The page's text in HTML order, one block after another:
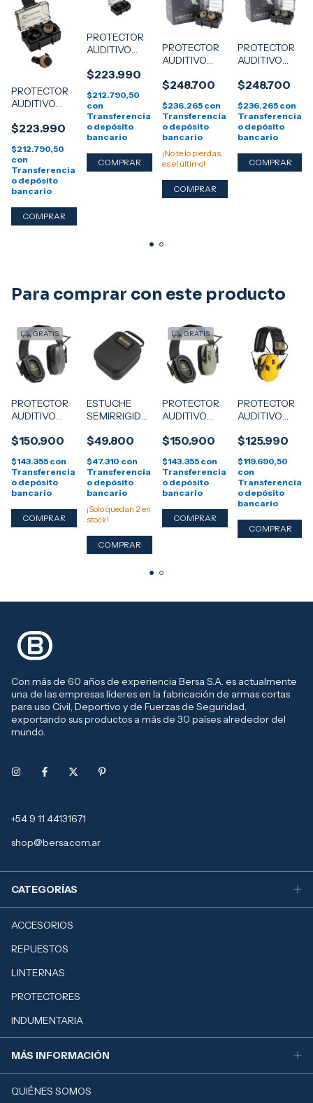
PROTECTOR
AUDITIVO
EARMOR
COYOTE
$223.990
$212.790,50
con
Transferencia
o depósito
bancario
PROTECTOR
AUDITIVO
EARMOR
$223.990
$212.790,50
con
Transferencia
o depósito
bancario
PROTECTOR
AUDITIVO
EARMOR
BLUETOOTH
EARBUD -
COYOTE -
$248.700
$236.265 con
Transferencia
o depósito
bancario
¡No te lo pierdas,
es el último!
PROTECTOR
AUDITIVO
EARMOR
BLUETOOTH
EARBUD -
VERDE -
$248.700
$236.265 con
Transferencia
o depósito
bancario
Para comprar con este producto
GRATIS
PROTECTOR
AUDITIVO
EARMOR
M300T -
NEGRO
$150.900
$143.355 con
Transferencia
o depósito
bancario
ESTUCHE
SEMIRRIGIDO
S16A
$49.800
$47.310 con
Transferencia
o depósito
bancario
¡Solo quedan 2 en
stock!
GRATIS
PROTECTOR
AUDITIVO
EARMOR
BLUETOOTH
- VERDE
$150.900
$143.355 con
Transferencia
o depósito
bancario
PROTECTOR
AUDITIVO
EARMOR
AMARILLO
$125.990
$119.690,50
con
Transferencia
o depósito
bancario
Con más de 60 años de experiencia Bersa S.A. es actualmente
una de las empresas líderes en la fabricación de armas cortas
para uso Civil, Deportivo y de Fuerzas de Seguridad,
exportando sus productos a más de 30 países alrededor del
mundo.
+54 9 11 44131671
shop@bersa.com.ar
CATEGORÍAS
ACCESORIOS
REPUESTOS
LINTERNAS
PROTECTORES
INDUMENTARIA
MÁS INFORMACIÓN
QUIÉNES SOMOS